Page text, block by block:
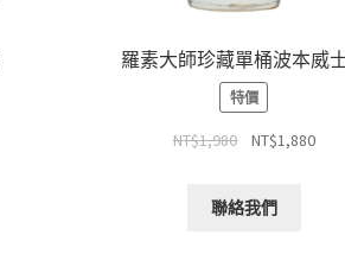
羅素大師珍藏單桶波本威
特價
NT$1,980 NT$1,880
聯絡我們